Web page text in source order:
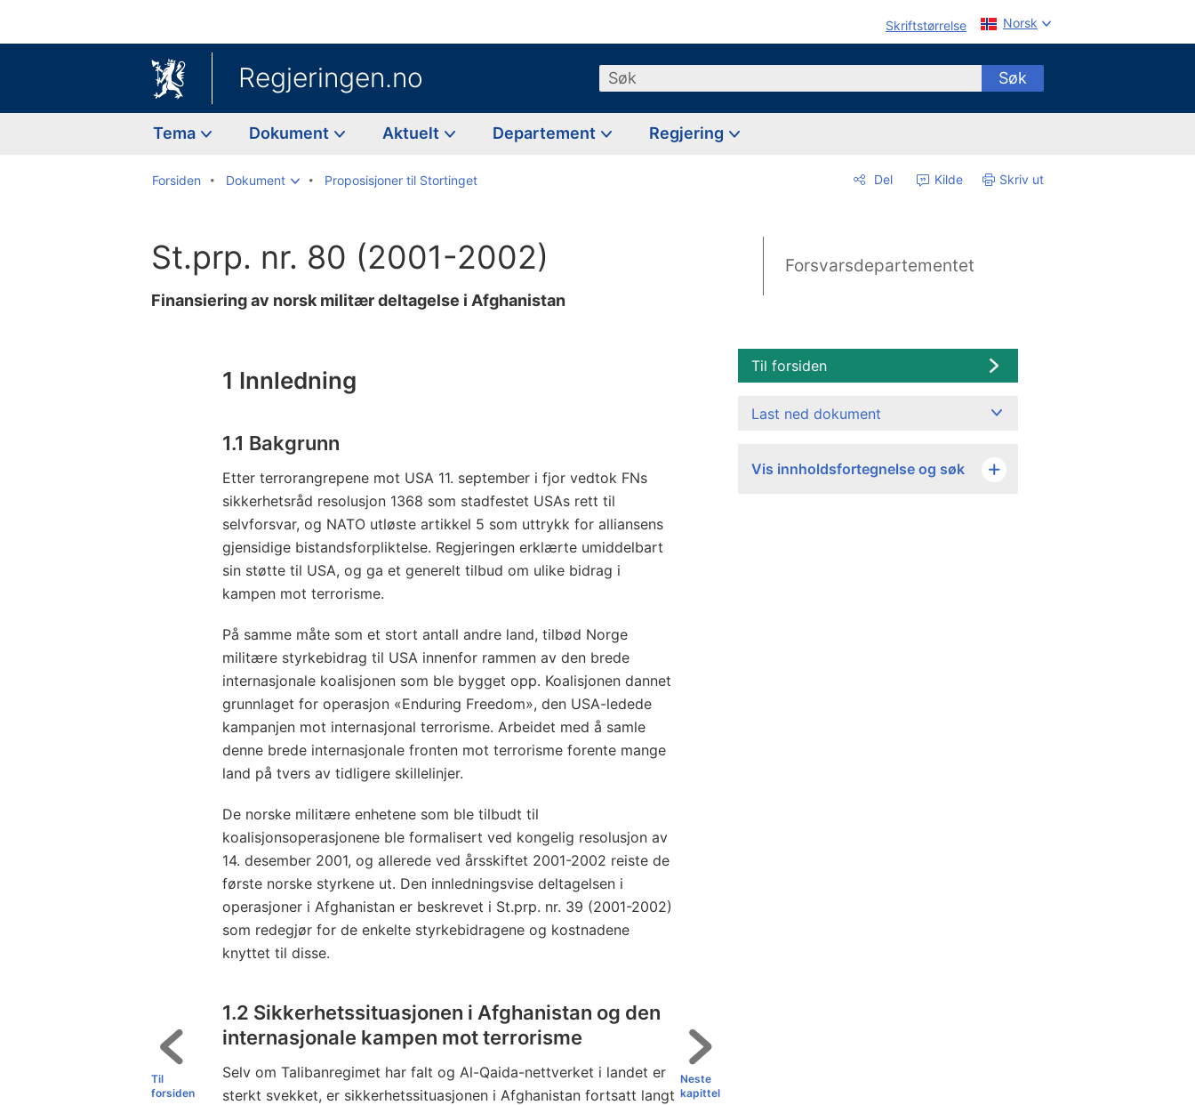
Skriftstørrelse Norsk
Regjeringen.no Søk Søk
Tema Dokument Aktuelt Departement Regjering
Forsiden Dokument Proposisjoner til Stortinget Del Kilde Skriv ut
St.prp. nr. 80 (2001-2002)
Finansiering av norsk militær deltagelse i Afghanistan
Forsvarsdepartementet
1 Innledning
1.1 Bakgrunn
Etter terrorangrepene mot USA 11. september i fjor vedtok FNs
sikkerhetsråd resolusjon 1368 som stadfestet USAs rett til
selvforsvar, og NATO utløste artikkel 5 som uttrykk for alliansens
gjensidige bistandsforpliktelse. Regjeringen erklærte umiddelbart
sin støtte til USA, og ga et generelt tilbud om ulike bidrag i
kampen mot terrorisme.
På samme måte som et stort antall andre land, tilbød Norge
militære styrkebidrag til USA innenfor rammen av den brede
internasjonale koalisjonen som ble bygget opp. Koalisjonen dannet
grunnlaget for operasjon «Enduring Freedom», den USA-ledede
kampanjen mot internasjonal terrorisme. Arbeidet med å samle
denne brede internasjonale fronten mot terrorisme forente mange
land på tvers av tidligere skillelinjer.
De norske militære enhetene som ble tilbudt til
koalisjonsoperasjonene ble formalisert ved kongelig resolusjon av
14. desember 2001, og allerede ved årsskiftet 2001-2002 reiste de
første norske styrkene ut. Den innledningsvise deltagelsen i
operasjoner i Afghanistan er beskrevet i St.prp. nr. 39 (2001-2002)
som redegjør for de enkelte styrkebidragene og kostnadene
knyttet til disse.
1.2 Sikkerhetssituasjonen i Afghanistan og den
internasjonale kampen mot terrorisme
Selv om Talibanregimet har falt og Al-Qaida-nettverket i landet er
sterkt svekket, er sikkerhetssituasjonen i Afghanistan fortsatt langt
Neste
kapittel
Til
forsiden
Til forsiden
Last ned dokument
Vis innholdsfortegnelse og søk